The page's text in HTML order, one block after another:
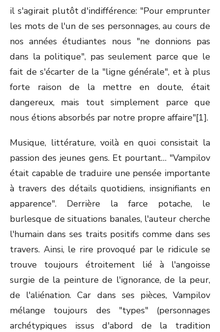
il s'agirait plutôt d'indifférence: "Pour emprunter
les mots de l'un de ses personnages, au cours de
nos années étudiantes nous "ne donnions pas
dans la politique", pas seulement parce que le
fait de s'écarter de la "ligne générale", et à plus
forte raison de la mettre en doute, était
dangereux, mais tout simplement parce que
nous étions absorbés par notre propre affaire"[1].
Musique, littérature, voilà en quoi consistait la
passion des jeunes gens. Et pourtant… "Vampilov
était capable de traduire une pensée importante
à travers des détails quotidiens, insignifiants en
apparence". Derrière la farce potache, le
burlesque de situations banales, l'auteur cherche
l'humain dans ses traits positifs comme dans ses
travers. Ainsi, le rire provoqué par le ridicule se
trouve toujours étroitement lié à l'angoisse
surgie de la peinture de l'ignorance, de la peur,
de l'aliénation. Car dans ses pièces, Vampilov
mélange toujours des "types" (personnages
archétypiques issus d'abord de la tradition